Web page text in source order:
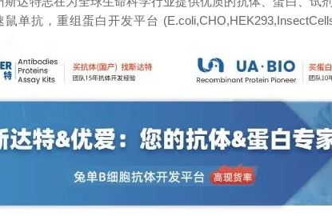
单抗，重组蛋白开发平台